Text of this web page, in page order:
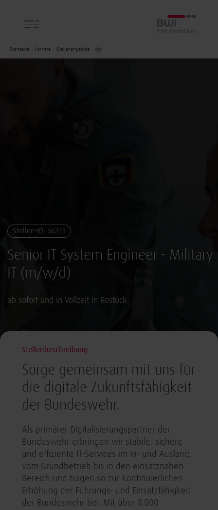
BWI GmbH
Startseite Karriere Stellenangebote Job
Stellen-ID: 66245
Senior IT System Engineer - Military
IT (m/w/d)
ab sofort und in Vollzeit in Rostock.
Stellenbeschreibung
Sorge gemeinsam mit uns für
die digitale Zukunftsfähigkeit
der Bundeswehr.
Als primärer Digitalisierungspartner der
Bundeswehr erbringen wir stabile, sichere
und effiziente IT-Services im In- und Ausland,
vom Grundbetrieb bis in den einsatznahen
Bereich und tragen so zur kontinuierlichen
Erhöhung der Führungs- und Einsatzfähigkeit
der Bundeswehr bei. Mit über 8.000